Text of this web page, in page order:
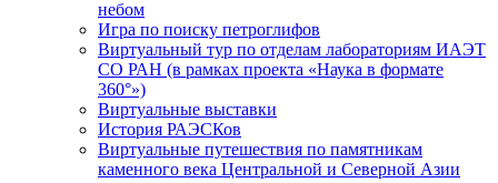
небом
Игра по поиску петроглифов
Виртуальный тур по отделам лабораториям ИАЭТ
СО РАН (в рамках проекта «Наука в формате
360°»)
Виртуальные выставки
История РАЭСКов
Виртуальные путешествия по памятникам
каменного века Центральной и Северной Азии